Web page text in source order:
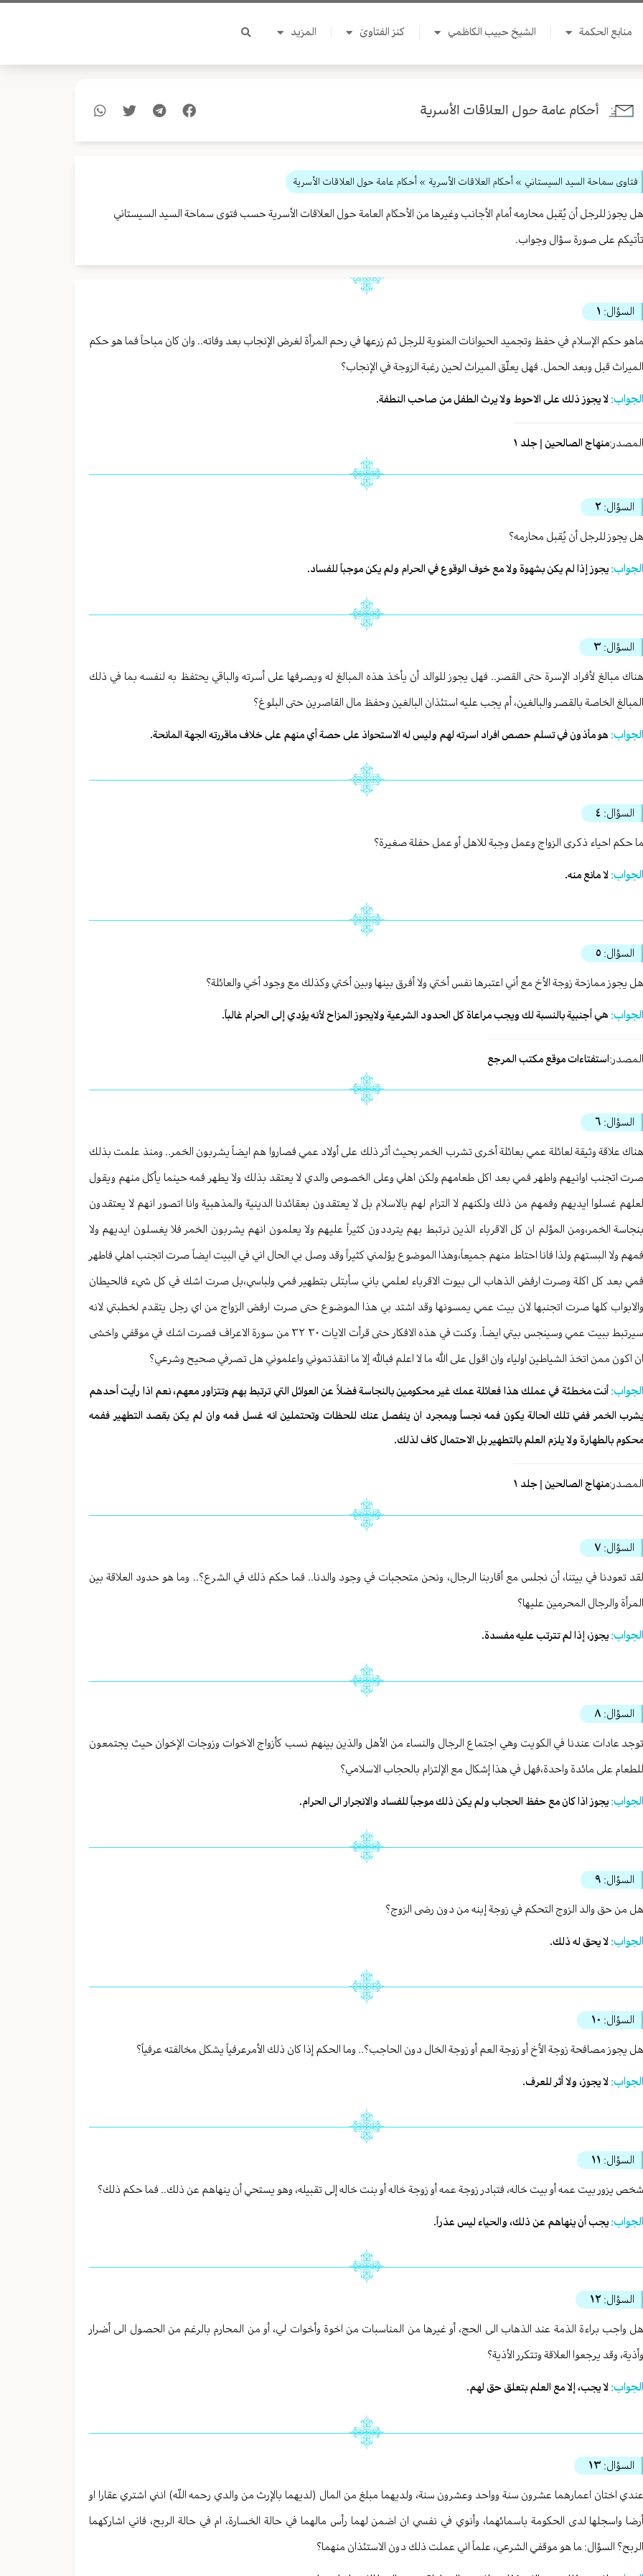
منابع الحكمة الشيخ حبيب الكاظمي كنز الفتاوىٰ المزيد
أحكام عامة حول العلاقات الأسرية
فتاوى سماحة السيد السيستاني » أحكام العلاقات الأسرية » أحكام عامة حول العلاقات الأسرية
هل يجوز للرجل أن يُقبل محارمه أمام الأجانب وغيرها من الأحكام العامة حول العلاقات الأسرية حسب فتوى سماحة السيد السيستاني
تأتيكم على صورة سؤال وجواب.
السؤال: ١
ماهو حكم الإسلام في حفظ وتجميد الحيوانات المنوية للرجل ثم زرعها في رحم المرأة لغرض الإنجاب بعد وفاته.. وان كان مباحاً فما هو حكم
الميراث قبل وبعد الحمل. فهل يعلّق الميراث لحين رغبة الزوجة في الإنجاب؟
الجواب: لا يجوز ذلك على الاحوط ولا يرث الطفل من صاحب النطفة.
المصدر:منهاج الصالحين | جلد ١
السؤال: ٢
هل يجوز للرجل أن يُقبل محارمه؟
الجواب: يجوز إذا لم يكن بشهوة ولا مع خوف الوقوع في الحرام ولم يكن موجباً للفساد.
السؤال: ٣
هناك مبالغ لأفراد الإسرة حتى القصر.. فهل يجوز للوالد أن يأخذ هذه المبالغ له ويصرفها على أسرته والباقي يحتفظ به لنفسه بما في ذلك
المبالغ الخاصة بالقصر والبالغين، أم يجب عليه استئذان البالغين وحفظ مال القاصرين حتى البلوغ؟
الجواب: هو مأذون في تسلم حصص افراد اسرته لهم وليس له الاستحواذ على حصة أي منهم على خلاف ماقررته الجهة المانحة.
السؤال: ٤
ما حكم احياء ذكرى الزواج وعمل وجبة للاهل أو عمل حفلة صغيرة؟
الجواب: لا مانع منه.
السؤال: ٥
هل يجوز ممازحة زوجة الأخ مع أني اعتبرها نفس أختي ولا أفرق بينها وبين أختي وكذلك مع وجود أخي والعائلة؟
الجواب: هي أجنبية بالنسبة لك ويجب مراعاة كل الحدود الشرعية ولايجوز المزاح لأنه یؤدي إلی الحرام غالباً.
المصدر:استفتاءات موقع مكتب المرجع
السؤال: ٦
هناك علاقة وثيقة لعائلة عمي بعائلة أخرى تشرب الخمر بحيث أثر ذلك على أولاد عمي فصاروا هم ايضاً يشربون الخمر.. ومنذ علمت بذلك
صرت اتجنب اوانيهم واطهر فمي بعد اكل طعامهم ولكن اهلي وعلى الخصوص والدي لا يعتقد بذلك ولا يطهر فمه حينما يأكل منهم ويقول
لعلهم غسلوا ايديهم وفمهم من ذلك ولكنهم لا التزام لهم بالاسلام بل لا يعتقدون بعقائدنا الدينية والمذهبية وانا اتصور انهم لا يعتقدون
بنجاسة الخمر،ومن المؤلم ان كل الاقرباء الذين نرتبط بهم يترددون كثيراً عليهم ولا يعلمون انهم يشربون الخمر فلا يغسلون ايديهم ولا
فمهم ولا البستهم ولذا فانا احتاط منهم جميعاً،وهذا الموضوع يؤلمني كثيراً وقد وصل بي الحال اني في البيت ايضاً صرت اتجنب اهلي فاطهر
فمي بعد كل اكلة وصرت ارفض الذهاب الى بيوت الاقرباء لعلمي باني سأبتلى بتطهير فمي ولباسي،بل صرت اشك في كل شيء فالحيطان
والابواب كلها صرت اتجنبها لان بيت عمي يمسونها وقد اشتد بي هذا الموضوع حتى صرت ارفض الزواج من اي رجل يتقدم لخطبتي لانه
سيرتبط ببيت عمي وسينجس بيتي ايضاً. وكنت في هذه الافكار حتى قرأت الايات ٣٠ ٣٢ من سورة الاعراف فصرت اشك في موقفي واخشى
ان اكون ممن اتخذ الشياطين اولياء وان اقول على الله ما لا اعلم فبالله إلا ما انقذتموني واعلموني هل تصرفي صحيح وشرعي؟
الجواب: أنت مخطئة في عملك هذا فعائلة عمك غير محكومين بالنجاسة فضلاً عن العوائل التي ترتبط بهم وتتزاور معهم، نعم اذا رأيت أحدهم
يشرب الخمر ففي تلك الحالة يكون فمه نجساً وبمجرد ان ينفصل عنك للحظات وتحتملين انه غسل فمه وان لم يكن بقصد التطهير ففمه
محكوم بالطهارة ولا يلزم العلم بالتطهير بل الاحتمال كاف لذلك.
المصدر:منهاج الصالحين | جلد ١
السؤال: ٧
لقد تعودنا في بيتنا، أن نجلس مع أقاربنا الرجال، ونحن متحجبات في وجود والدنا.. فما حكم ذلك في الشرع؟.. وما هو حدود العلاقة بين
المرأة والرجال المحرمين عليها؟
الجواب: يجوز، إذا لم تترتب عليه مفسدة.
السؤال: ٨
توجد عادات عندنا في الكويت وهي اجتماع الرجال والنساء من الأهل والذين بينهم نسب كأزواج الاخوات وزوجات الإخوان حيث يجتمعون
للطعام على مائدة واحدة،فهل في هذا إشكال مع الإلتزام بالحجاب الاسلامي؟
الجواب: يجوز اذا كان مع حفظ الحجاب ولم يكن ذلك موجباً للفساد والانجرار الى الحرام.
السؤال: ٩
هل من حق والد الزوج التحكم في زوجة إبنه من دون رضى الزوج؟
الجواب: لا يحق له ذلك.
السؤال: ١٠
هل يجوز مصافحة زوجة الأخ أو زوجة العم أو زوجة الخال دون الحاجب؟.. وما الحكم إذا كان ذلك الأمرعرفياً يشكل مخالفته عرفياً؟
الجواب: لا يجوز، ولا أثر للعرف.
السؤال: ١١
شخص يزور بيت عمه أو بيت خاله، فتبادر زوجة عمه أو زوجة خاله أو بنت خاله إلى تقبيله، وهو يستحي أن ينهاهم عن ذلك.. فما حكم ذلك؟
الجواب: يجب أن ينهاهم عن ذلك، والحياء ليس عذراً.
السؤال: ١٢
هل واجب براءة الذمة عند الذهاب الى الحج، أو غيرها من المناسبات من اخوة وأخوات لي، أو من المحارم بالرغم من الحصول الى أضرار
وأذية، وقد يرجعوا العلاقة وتتكرر الأذية؟
الجواب: لا يجب، إلا مع العلم بتعلق حق لهم.
السؤال: ١٣
عندي اختان اعمارهما عشرون سنة وواحد وعشرون سنة، ولديهما مبلغ من المال (لديهما بالإرث من والدي رحمه اللّه) انني اشتري عقارا او
أرضا واسجلها لدى الحكومة باسمائهما، وأنوي في نفسي ان اضمن لهما رأس مالهما في حالة الخسارة، ام في حالة الربح، فاني اشاركهما
الربح؟ السؤال: ما هو موقفي الشرعي، علماً اني عملت ذلك دون الاستئذان منهما؟